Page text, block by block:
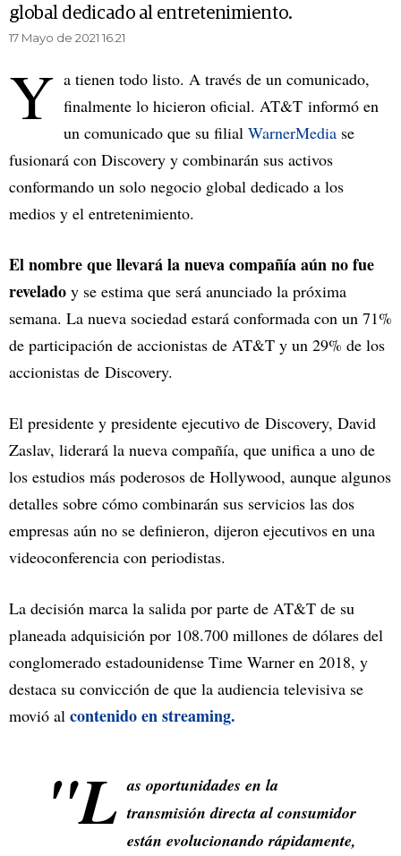
global dedicado al entretenimiento.
17 Mayo de 2021 16.21
Y a tienen todo listo. A través de un comunicado,
finalmente lo hicieron oficial. AT&T informó en
un comunicado que su filial WarnerMedia se
fusionará con Discovery y combinarán sus activos
conformando un solo negocio global dedicado a los
medios y el entretenimiento.
El nombre que llevará la nueva compañía aún no fue
revelado y se estima que será anunciado la próxima
semana. La nueva sociedad estará conformada con un 71%
de participación de accionistas de AT&T y un 29% de los
accionistas de Discovery.
El presidente y presidente ejecutivo de Discovery, David
Zaslav, liderará la nueva compañía, que unifica a uno de
los estudios más poderosos de Hollywood, aunque algunos
detalles sobre cómo combinarán sus servicios las dos
empresas aún no se definieron, dijeron ejecutivos en una
videoconferencia con periodistas.
La decisión marca la salida por parte de AT&T de su
planeada adquisición por 108.700 millones de dólares del
conglomerado estadounidense Time Warner en 2018, y
destaca su convicción de que la audiencia televisiva se
movió al contenido en streaming.
"L as oportunidades en la
transmisión directa al consumidor
están evolucionando rápidamente,